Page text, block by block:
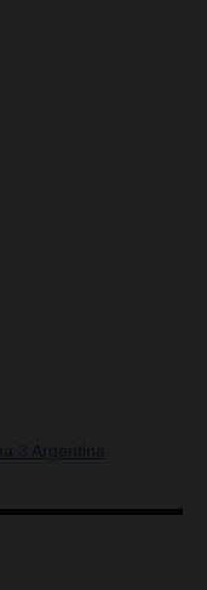
3 Argentina